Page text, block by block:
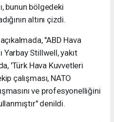
bunun bölgedeki
altını çizdi.
"ABD Hava
Yarbay Stillwell, yakıt
'Türk Hava Kuvvetleri
çalışması, NATO
ve profesyonelliğini
denildi.